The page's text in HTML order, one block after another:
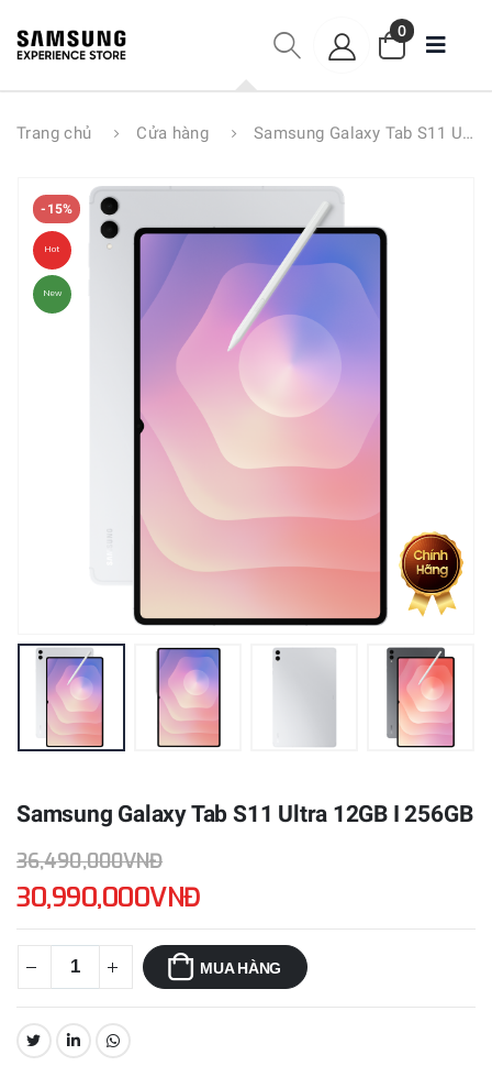
0
Trang chủ Cửa hàng Samsung Galaxy Tab S11 Ultra 12GB I 256GB
-15%
Hot
New
Samsung Galaxy Tab S11 Ultra 12GB I 256GB
36,490,000VNĐ
30,990,000VNĐ
MUA HÀNG
CHIA SẺ: